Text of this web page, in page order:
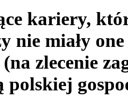
kariery,
nie miały
zlecenie
polskiej